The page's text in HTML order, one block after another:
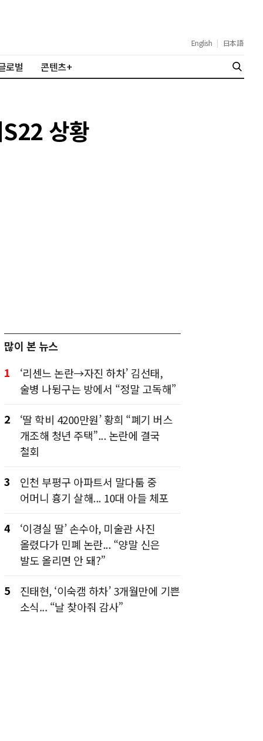
English | 日本語
로벌 콘텐츠+
상황
많이 본 뉴스
1
‘리센느 논란→자진 하차’ 김선태,
술병 나뒹구는 방에서 “정말 고독해”
2
‘딸 학비 4200만원’ 황희 “폐기 버스
개조해 청년 주택”... 논란에 결국
철회
3
인천 부평구 아파트서 말다툼 중
어머니 흉기 살해... 10대 아들 체포
4
‘이경실 딸’ 손수아, 미술관 사진
올렸다가 민폐 논란... “양말 신은
발도 올리면 안 돼?”
5
진태현, ‘이숙캠 하차’ 3개월만에 기쁜
소식... “날 찾아줘 감사”